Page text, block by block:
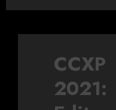
CCXP
2021: